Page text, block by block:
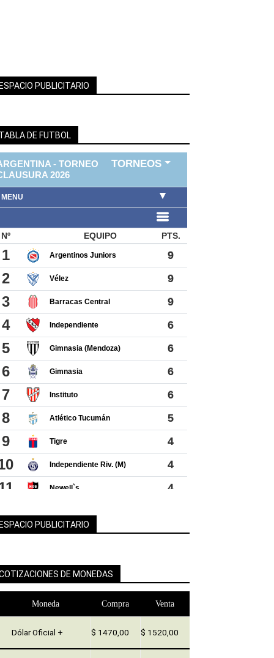
ESPACIO PUBLICITARIO
TABLA DE FUTBOL
ESPACIO PUBLICITARIO
DE MONEDAS
Moneda Compra Venta
Dólar Oficial + $ 1470,00 $ 1520,00